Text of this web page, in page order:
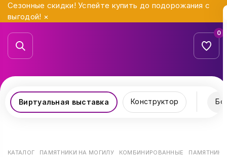
Сезонные скидки! Успейте купить до подорожания с
выгодой! ×
0
Виртуальная выставка Конструктор
КАТАЛОГ ПАМЯТНИКИ НА МОГИЛУ КОМБИНИРОВАННЫЕ ПАМЯТНИК